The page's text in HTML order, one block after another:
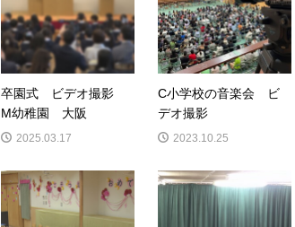
卒園式 ビデオ撮影
M幼稚園 大阪
2025.03.17
C小学校の音楽会 ビ
デオ撮影
2023.10.25